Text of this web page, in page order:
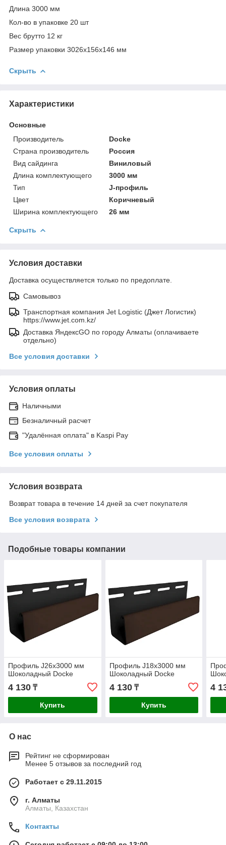
Длина 3000 мм
Кол-во в упаковке 20 шт
Вес брутто 12 кг
Размер упаковки 3026x156x146 мм
Скрыть
Характеристики
Основные
Производитель
Docke
Страна производитель
Россия
Вид сайдинга
Виниловый
Длина комплектующего
3000 мм
Тип
J-профиль
Цвет
Коричневый
Ширина комплектующего
26 мм
Скрыть
Условия доставки
Доставка осуществляется только по предоплате.
Самовывоз
Транспортная компания Jet Logistic (Джет Логистик)
https://www.jet.com.kz/
Доставка ЯндексGO по городу Алматы (оплачиваете
отдельно)
Все условия доставки
Условия оплаты
Наличными
Безналичный расчет
"Удалённая оплата" в Kaspi Pay
Все условия оплаты
Условия возврата
Возврат товара в течение 14 дней за счет покупателя
Все условия возврата
Подобные товары компании
Профиль J26х3000 мм
Шоколадный Docke
4 130 ₸
Купить
Профиль J18х3000 мм
Шоколадный Docke
4 130₸
Купить
4
О нас
Рейтинг не сформирован
Менее 5 отзывов за последний год
Работает с 29.11.2015
г. Алматы
Алматы, Казахстан
Контакты